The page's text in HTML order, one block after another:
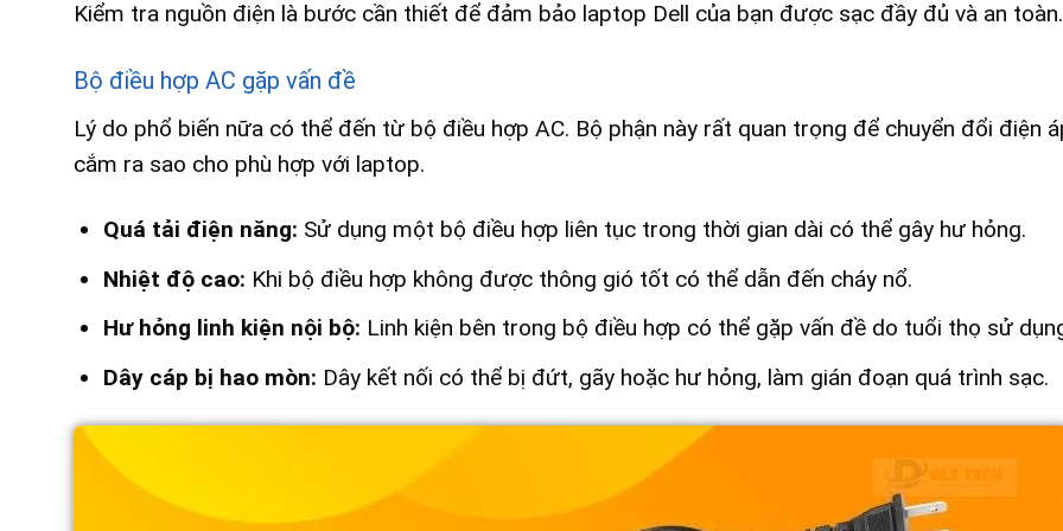
Kiểm tra nguồn điện là bước cần thiết để đảm bảo laptop Dell của bạn được sạc đầy đủ và an toàn.
Bộ điều hợp AC gặp vấn đề
Lý do phổ biến nữa có thể đến từ bộ điều hợp AC. Bộ phận này rất quan trọng để chuyển đổi điện
cắm ra sao cho phù hợp với laptop.
Quá tải điện năng: Sử dụng một bộ điều hợp liên tục trong thời gian dài có thể gây hư hỏng.
Nhiệt độ cao: Khi bộ điều hợp không được thông gió tốt có thể dẫn đến cháy nổ.
Hư hỏng linh kiện nội bộ: Linh kiện bên trong bộ điều hợp có thể gặp vấn đề do tuổi thọ sử
Dây cáp bị hao mòn: Dây kết nối có thể bị đứt, gãy hoặc hư hỏng, làm gián đoạn quá trình sạc.